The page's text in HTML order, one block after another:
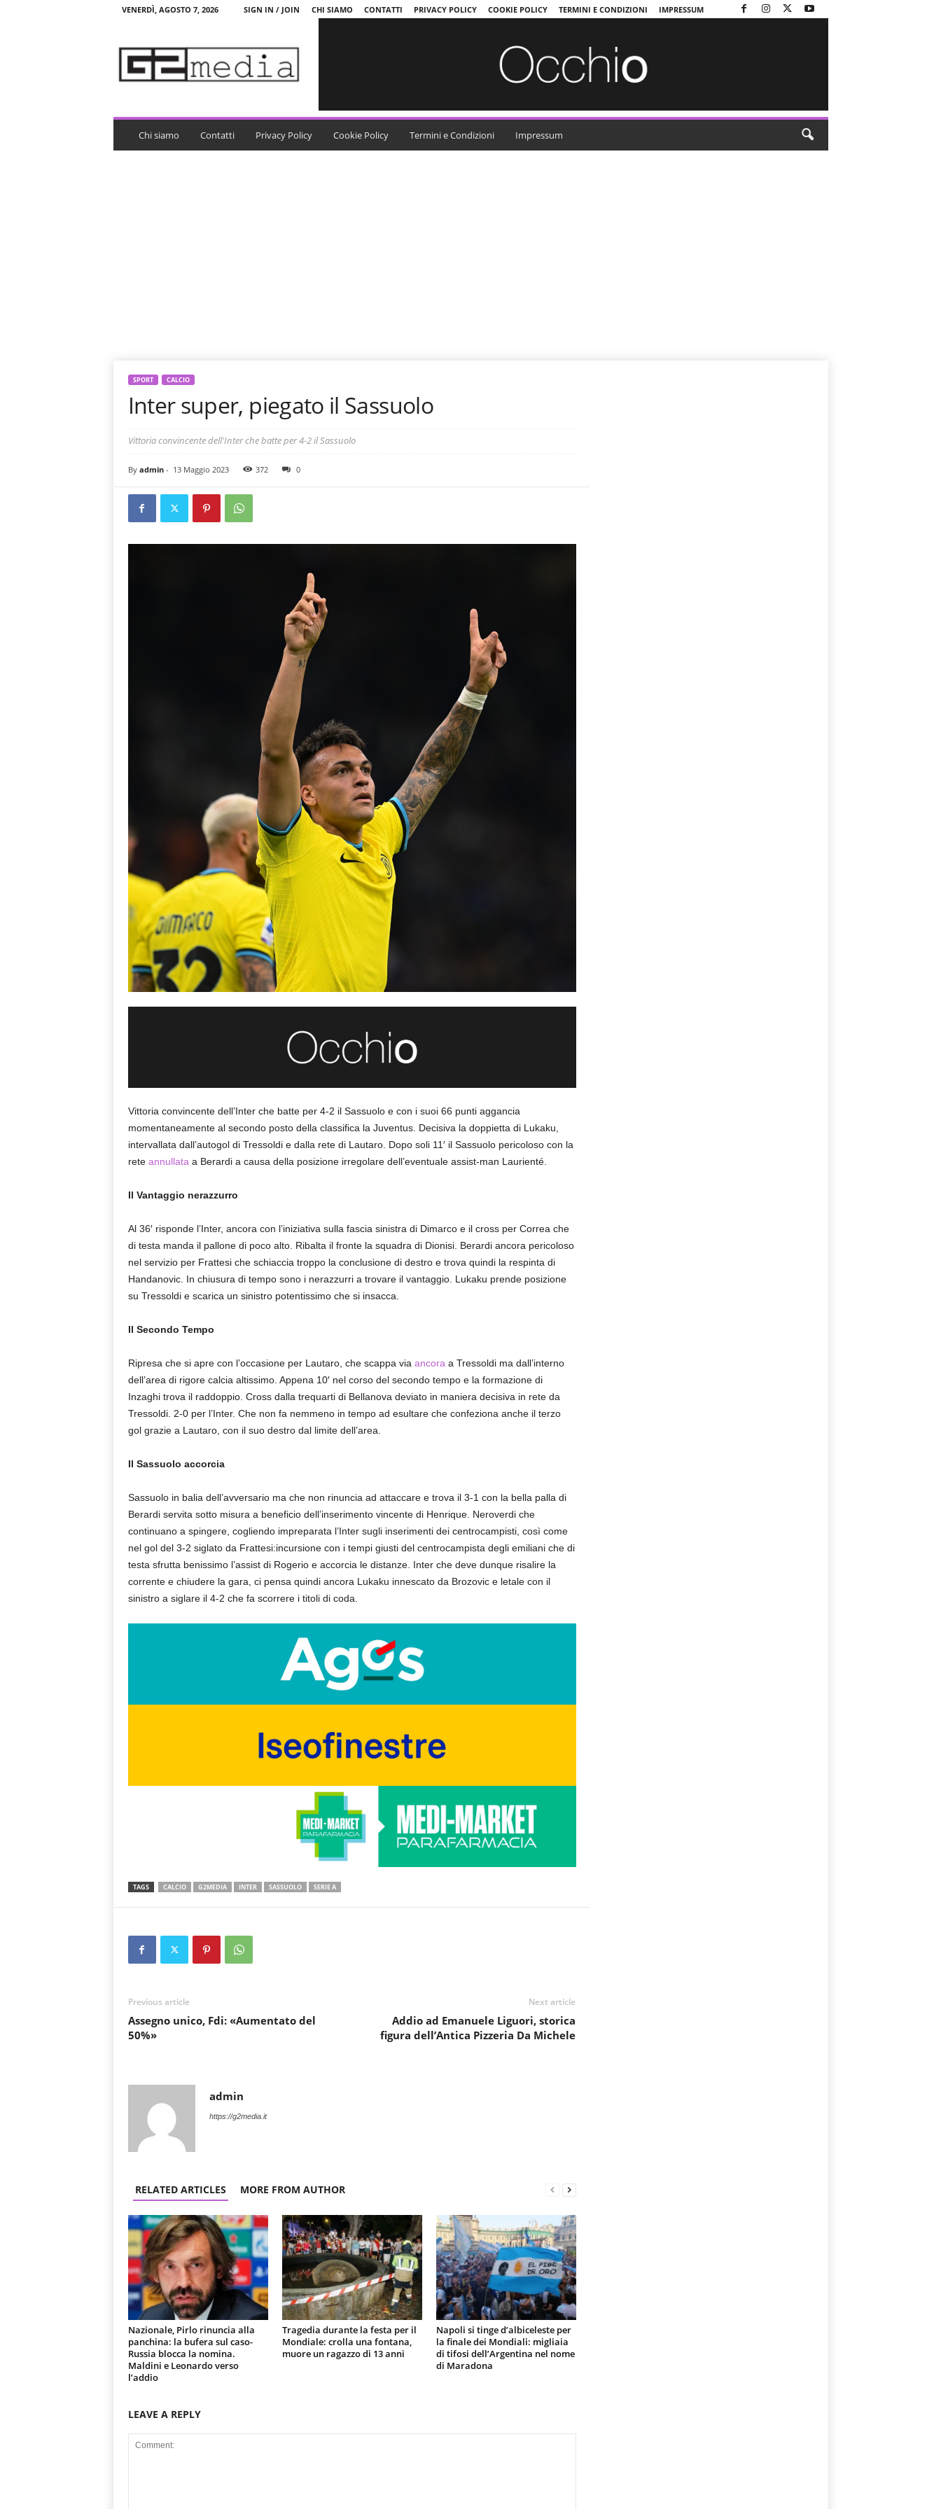
VENERDÌ, AGOSTO 7, 2026 SIGN IN / JOIN CHI SIAMO CONTATTI PRIVACY POLICY COOKIE POLICY TERMINI E CONDIZIONI IMPRESSUM
a
Chi siamo Contatti Privacy Policy Cookie Policy Termini e Condizioni Impressum
SPORT CALCIO
Inter super, piegato il Sassuolo
Vittoria convincente dell'Inter che batte per 4-2 il Sassuolo
By admin- 13 Maggio 2023 372 0
Vittoria convincente dell’Inter che batte per 4-2 il Sassuolo e con i suoi 66 punti aggancia
momentaneamente al secondo posto della classifica la Juventus. Decisiva la doppietta di Lukaku,
intervallata dall’autogol di Tressoldi e dalla rete di Lautaro. Dopo soli 11′ il Sassuolo pericoloso con la
rete annullata a Berardi a causa della posizione irregolare dell’eventuale assist-man Laurienté.
Il Vantaggio nerazzurro
Al 36′ risponde l’Inter, ancora con l’iniziativa sulla fascia sinistra di Dimarco e il cross per Correa che
di testa manda il pallone di poco alto. Ribalta il fronte la squadra di Dionisi. Berardi ancora pericoloso
nel servizio per Frattesi che schiaccia troppo la conclusione di destro e trova quindi la respinta di
Handanovic. In chiusura di tempo sono i nerazzurri a trovare il vantaggio. Lukaku prende posizione
su Tressoldi e scarica un sinistro potentissimo che si insacca.
Il Secondo Tempo
Ripresa che si apre con l’occasione per Lautaro, che scappa via ancora a Tressoldi ma dall’interno
dell’area di rigore calcia altissimo. Appena 10′ nel corso del secondo tempo e la formazione di
Inzaghi trova il raddoppio. Cross dalla trequarti di Bellanova deviato in maniera decisiva in rete da
Tressoldi. 2-0 per l’Inter. Che non fa nemmeno in tempo ad esultare che confeziona anche il terzo
gol grazie a Lautaro, con il suo destro dal limite dell’area.
Il Sassuolo accorcia
Sassuolo in balia dell’avversario ma che non rinuncia ad attaccare e trova il 3-1 con la bella palla di
Berardi servita sotto misura a beneficio dell’inserimento vincente di Henrique. Neroverdi che
continuano a spingere, cogliendo impreparata l’Inter sugli inserimenti dei centrocampisti, così come
nel gol del 3-2 siglato da Frattesi:incursione con i tempi giusti del centrocampista degli emiliani che di
testa sfrutta benissimo l’assist di Rogerio e accorcia le distanze. Inter che deve dunque risalire la
corrente e chiudere la gara, ci pensa quindi ancora Lukaku innescato da Brozovic e letale con il
sinistro a siglare il 4-2 che fa scorrere i titoli di coda.
TAGS CALCIO G2MEDIA INTER SASSUOLO SERIE A
Previous article
Assegno unico, Fdi: «Aumentato del
50%»
Next article
Addio ad Emanuele Liguori, storica
figura dell’Antica Pizzeria Da Michele
admin
https://g2media.it
RELATED ARTICLES MORE FROM AUTHOR
Nazionale, Pirlo rinuncia alla
panchina: la bufera sul caso-
Russia blocca la nomina.
Maldini e Leonardo verso
l’addio
Tragedia durante la festa per il
Mondiale: crolla una fontana,
muore un ragazzo di 13 anni
Napoli si tinge d’albiceleste per
la finale dei Mondiali: migliaia
di tifosi dell’Argentina nel nome
di Maradona
LEAVE A REPLY